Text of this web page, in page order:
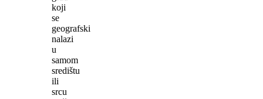
koji
se
geografski
nalazi
u
samom
središtu
ili
srcu